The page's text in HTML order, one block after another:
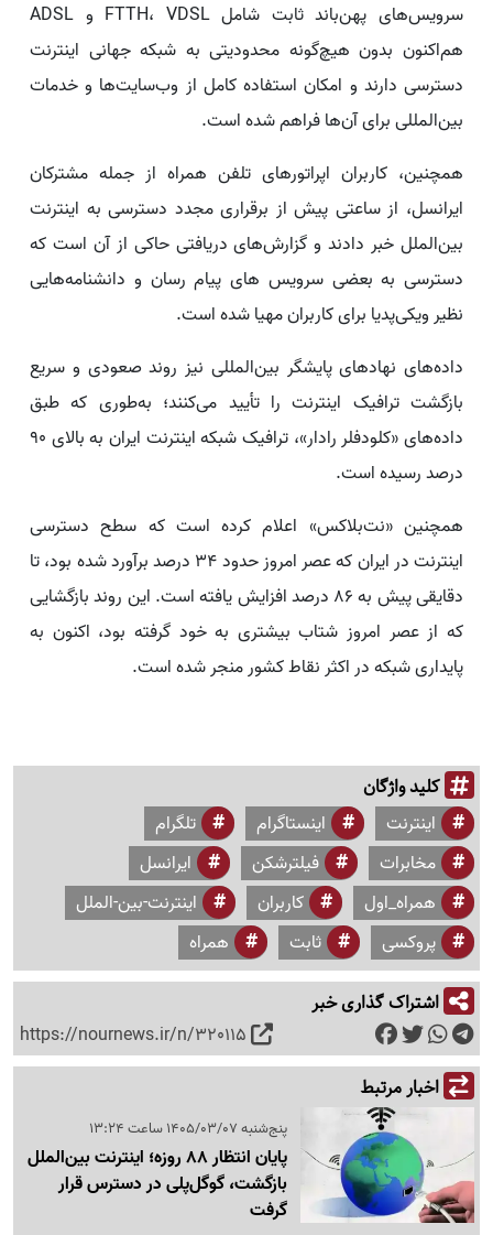
سرویس‌های پهن‌باند ثابت شامل FTTH، VDSL و ADSL
هم‌اکنون بدون هیچ‌گونه محدودیتی به شبکه جهانی اینترنت
دسترسی دارند و امکان استفاده کامل از وب‌سایت‌ها و خدمات
بین‌المللی برای آن‌ها فراهم شده است.
همچنین، کاربران اپراتورهای تلفن همراه از جمله مشترکان
ایرانسل، از ساعتی پیش از برقراری مجدد دسترسی به اینترنت
بین‌الملل خبر دادند و گزارش‌های دریافتی حاکی از آن است که
دسترسی به بعضی سرویس های پیام رسان و دانشنامه‌هایی
نظیر ویکی‌پدیا برای کاربران مهیا شده است.
داده‌های نهادهای پایشگر بین‌المللی نیز روند صعودی و سریع
بازگشت ترافیک اینترنت را تأیید می‌کنند؛ به‌طوری که طبق
داده‌های «کلودفلر رادار»، ترافیک شبکه اینترنت ایران به بالای 90
درصد رسیده است.
همچنین «نت‌بلاکس» اعلام کرده است که سطح دسترسی
اینترنت در ایران که عصر امروز حدود 34 درصد برآورد شده بود، تا
دقایقی پیش به 86 درصد افزایش یافته است. این روند بازگشایی
که از عصر امروز شتاب بیشتری به خود گرفته بود، اکنون به
پایداری شبکه در اکثر نقاط کشور منجر شده است.
کلید واژگان
اینترنت اینستاگرام
تلگرام
مخابرات
فیلترشکن
ایرانسل
همراه_اول
کاربران
اینترنت-بین-الملل
پروکسی
ثابت همراه
اشتراک گذاری خبر
https://nournews.ir/n/320115
اخبار مرتبط
پنج‌شنبه 1405/03/07 ساعت 13:24
پایان انتظار 88 روزه؛ اینترنت بین‌الملل
بازگشت، گوگل‌پلی در دسترس قرار
گرفت